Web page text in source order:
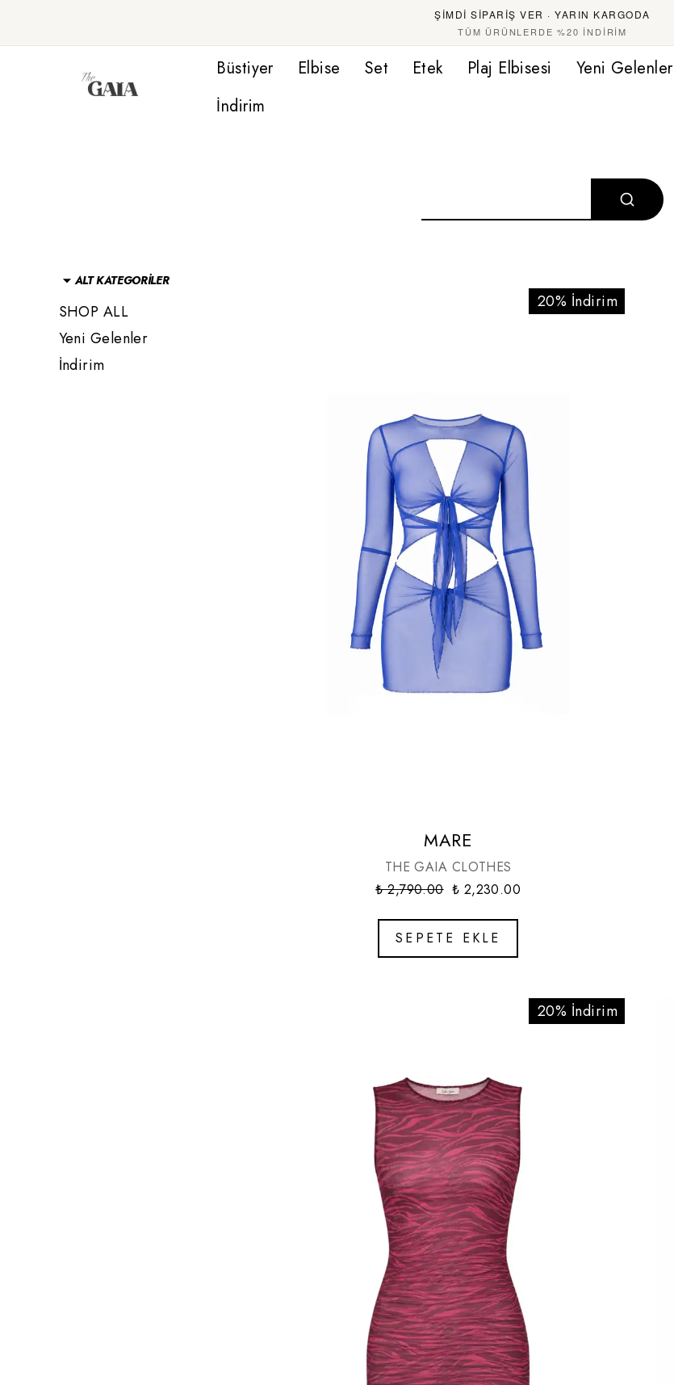
ŞİMDİ SİPARİŞ VER · YARIN KARGODA
TÜM ÜRÜNLERDE %20 İNDİRİM
Büstiyer Elbise Set Etek Plaj Elbisesi Yeni Gelenler
İndirim
ALT KATEGORİLER
SHOP ALL
Yeni Gelenler
İndirim
20% İndirim
MARE
THE GAIA CLOTHES
₺ 2,790.00 ₺ 2,230.00
SEPETE EKLE
20% İndirim